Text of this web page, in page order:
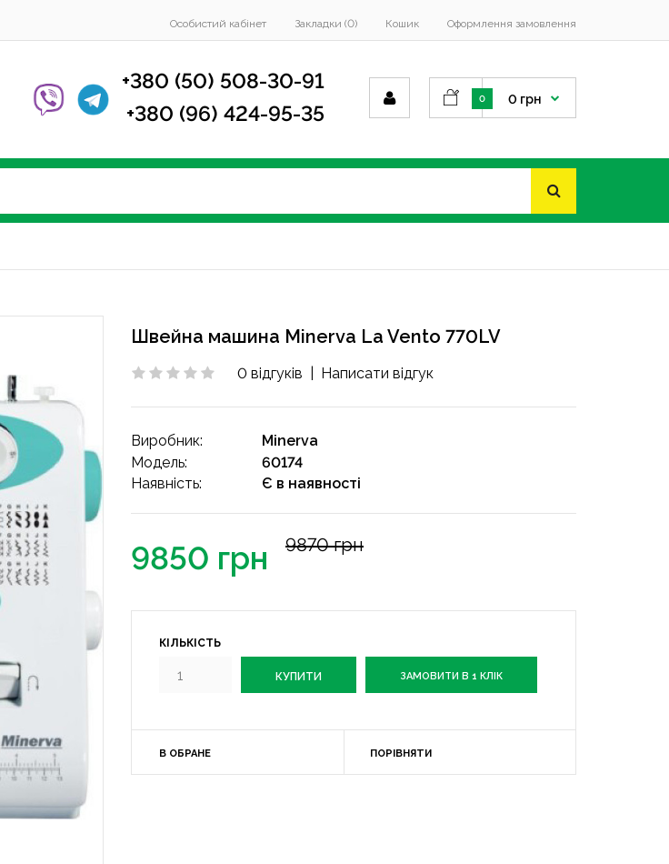
Особистий кабінет Закладки (0) Кошик Оформлення замовлення
+380 (50) 508-30-91
+380 (96) 424-95-35
0 0 грн
Швейна машина Minerva La Vento 770LV
0 відгуків Написати відгук
Виробник:
Minerva
Модель:
60174
Наявність:
Є в наявності
9850 грн 9870 грн
КІЛЬКІСТЬ
ЗАМОВИТИ В 1 КЛІК
В ОБРАНЕ ПОРІВНЯТИ